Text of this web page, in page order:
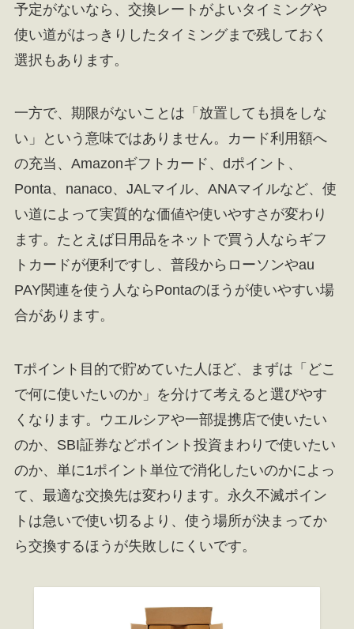
予定がないなら、交換レートがよいタイミングや
使い道がはっきりしたタイミングまで残しておく
選択もあります。
一方で、期限がないことは「放置しても損をしな
い」という意味ではありません。カード利用額へ
の充当、Amazonギフトカード、dポイント、
Ponta、nanaco、JALマイル、ANAマイルなど、使
い道によって実質的な価値や使いやすさが変わり
ます。たとえば日用品をネットで買う人ならギフ
トカードが便利ですし、普段からローソンやau
PAY関連を使う人ならPontaのほうが使いやすい場
合があります。
Tポイント目的で貯めていた人ほど、まずは「どこ
で何に使いたいのか」を分けて考えると選びやす
くなります。ウエルシアや一部提携店で使いたい
のか、SBI証券などポイント投資まわりで使いたい
のか、単に1ポイント単位で消化したいのかによっ
て、最適な交換先は変わります。永久不滅ポイン
トは急いで使い切るより、使う場所が決まってか
ら交換するほうが失敗しにくいです。